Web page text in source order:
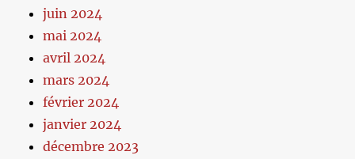
juin 2024
mai 2024
avril 2024
mars 2024
février 2024
janvier 2024
décembre 2023